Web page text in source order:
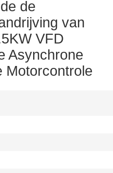
de
van
VFD
Asynchrone
Motorcontrole